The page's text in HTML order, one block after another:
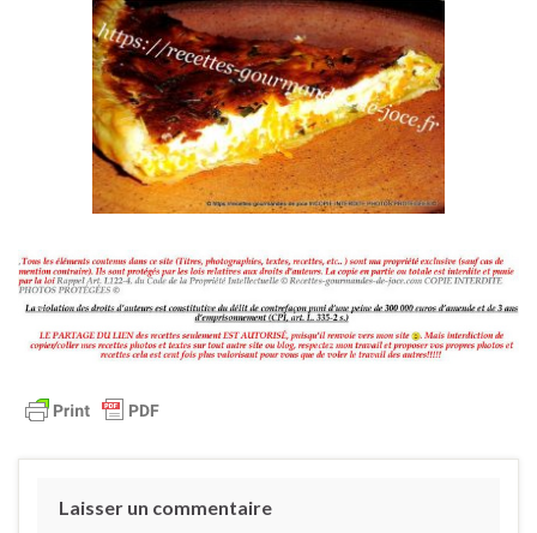
Laisser un commentaire